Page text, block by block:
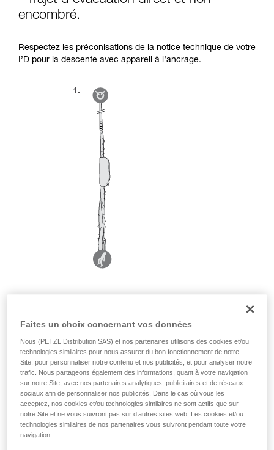
encombré.
Respectez les préconisations de la notice technique de votre
I’D pour la descente avec appareil à l’ancrage.
Faites un choix concernant vos données
Nous (PETZL Distribution SAS) et nos partenaires utilisons des cookies et/ou
technologies similaires pour nous assurer du bon fonctionnement de notre
Site, pour personnaliser notre contenu et nos publicités, et pour analyser notre
trafic. Nous partageons également des informations, quant à votre navigation
sur notre Site, avec nos partenaires analytiques, publicitaires et de réseaux
sociaux afin de personnaliser nos publicités. Dans le cas où vous les
acceptez, nos cookies et/ou technologies similaires ne sont actifs que sur
notre Site et ne vous suivront pas sur d’autres sites web. Les cookies et/ou
technologies similaires de nos partenaires vous suivront pendant toute votre
navigation.